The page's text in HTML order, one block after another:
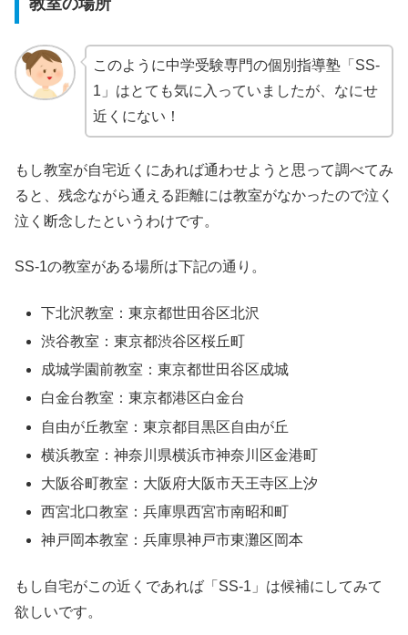
教室の場所
このように中学受験専門の個別指導塾「SS-
1」はとても気に入っていましたが、なにせ
近くにない！
もし教室が自宅近くにあれば通わせようと思って調べてみ
ると、残念ながら通える距離には教室がなかったので泣く
泣く断念したというわけです。
SS-1の教室がある場所は下記の通り。
下北沢教室：東京都世田谷区北沢
渋谷教室：東京都渋谷区桜丘町
成城学園前教室：東京都世田谷区成城
白金台教室：東京都港区白金台
自由が丘教室：東京都目黒区自由が丘
横浜教室：神奈川県横浜市神奈川区金港町
大阪谷町教室：大阪府大阪市天王寺区上汐
西宮北口教室：兵庫県西宮市南昭和町
神戸岡本教室：兵庫県神戸市東灘区岡本
もし自宅がこの近くであれば「SS-1」は候補にしてみて
欲しいです。